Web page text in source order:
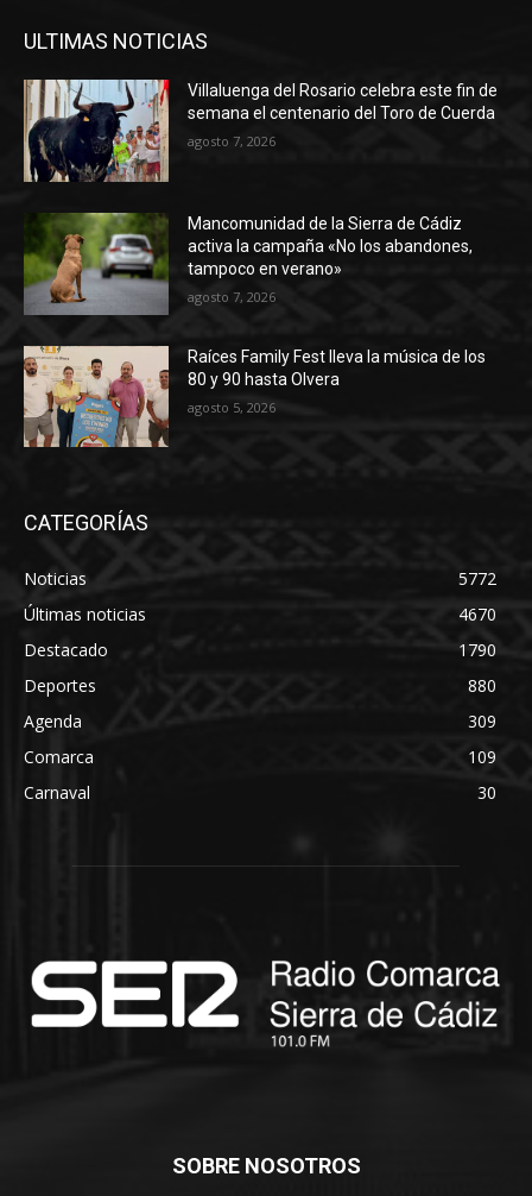
ULTIMAS NOTICIAS
Villaluenga del Rosario celebra este fin de
semana el centenario del Toro de Cuerda
agosto 7, 2026
Mancomunidad de la Sierra de Cádiz
activa la campaña «No los abandones,
tampoco en verano»
agosto 7, 2026
Raíces Family Fest lleva la música de los
80 y 90 hasta Olvera
agosto 5, 2026
CATEGORÍAS
Noticias
5772
Últimas noticias
4670
Destacado
1790
Deportes
880
Agenda
309
Comarca
109
Carnaval
30
SOBRE NOSOTROS